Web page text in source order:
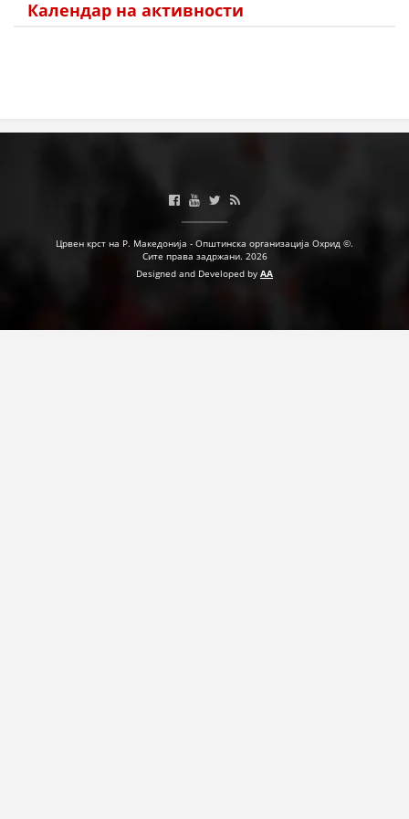
ПРЕЗЕНТАЦИИ
Календар на активности
Црвен крст на Р. Македонија - Општинска организација Охрид ©.
Сите права задржани. 2026
Designed and Developed by AA